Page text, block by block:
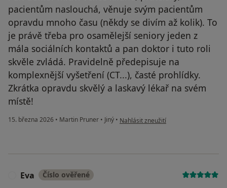
pacientům naslouchá, věnuje svým pacientům
opravdu mnoho času (někdy se divím až kolik). To
je právě třeba pro osamělejší seniory jeden z
mála sociálních kontaktů a pan doktor i tuto roli
skvěle zvládá. Pravidelně předepisuje na
komplexnější vyšetření (CT...), časté prohlídky.
Zkrátka opravdu skvělý a laskavý lékař na svém
místě!
15. března 2026 • Martin Pruner • Jiný • podle názoru uživatele David
Nahlásit zneužití
Eva Číslo ověřené